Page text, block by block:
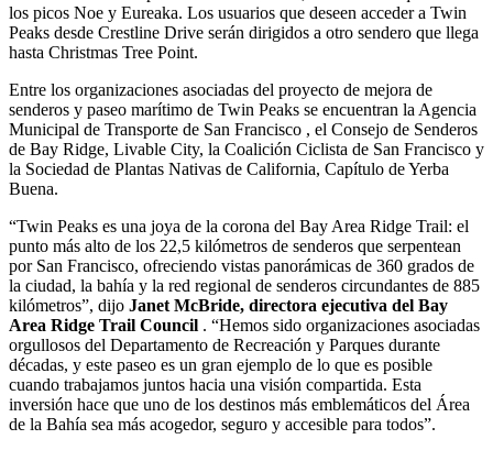
los picos Noe y Eureaka. Los usuarios que deseen acceder a Twin
Peaks desde Crestline Drive serán dirigidos a otro sendero que llega
hasta Christmas Tree Point.
Entre los organizaciones asociadas del proyecto de mejora de
senderos y paseo marítimo de Twin Peaks se encuentran la Agencia
Municipal de Transporte de San Francisco , el Consejo de Senderos
de Bay Ridge, Livable City, la Coalición Ciclista de San Francisco y
la Sociedad de Plantas Nativas de California, Capítulo de Yerba
Buena.
“Twin Peaks es una joya de la corona del Bay Area Ridge Trail: el
punto más alto de los 22,5 kilómetros de senderos que serpentean
por San Francisco, ofreciendo vistas panorámicas de 360 ​​grados de
la ciudad, la bahía y la red regional de senderos circundantes de 885
kilómetros”, dijo Janet McBride, directora ejecutiva del Bay
Area Ridge Trail Council . “Hemos sido organizaciones asociadas
orgullosos del Departamento de Recreación y Parques durante
décadas, y este paseo es un gran ejemplo de lo que es posible
cuando trabajamos juntos hacia una visión compartida. Esta
inversión hace que uno de los destinos más emblemáticos del Área
de la Bahía sea más acogedor, seguro y accesible para todos”.